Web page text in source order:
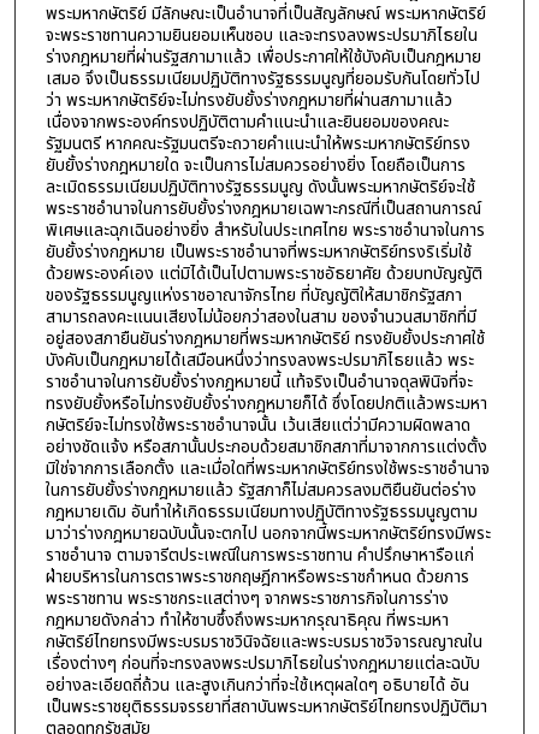
พระมหากษัตริย์ มีลักษณะเป็นอำนาจที่เป็นสัญลักษณ์ พระมหากษัตริย์
จะพระราชทานความยินยอมเห็นชอบ และจะทรงลงพระปรมาภิไธยใน
ร่างกฎหมายที่ผ่านรัฐสภามาแล้ว เพื่อประกาศให้ใช้บังคับเป็นกฎหมาย
เสมอ จึงเป็นธรรมเนียมปฏิบัติทางรัฐธรรมนูญที่ยอมรับกันโดยทั่วไป
ว่า พระมหากษัตริย์จะไม่ทรงยับยั้งร่างกฎหมายที่ผ่านสภามาแล้ว
เนื่องจากพระองค์ทรงปฏิบัติตามคำแนะนำและยินยอมของคณะ
รัฐมนตรี หากคณะรัฐมนตรีจะถวายคำแนะนำให้พระมหากษัตริย์ทรง
ยับยั้งร่างกฎหมายใด จะเป็นการไม่สมควรอย่างยิ่ง โดยถือเป็นการ
ละเมิดธรรมเนียมปฏิบัติทางรัฐธรรมนูญ ดังนั้นพระมหากษัตริย์จะใช้
พระราชอำนาจในการยับยั้งร่างกฎหมายเฉพาะกรณีที่เป็นสถานการณ์
พิเศษและฉุกเฉินอย่างยิ่ง สำหรับในประเทศไทย พระราชอำนาจในการ
ยับยั้งร่างกฎหมาย เป็นพระราชอำนาจที่พระมหากษัตริย์ทรงริเริ่มใช้
ด้วยพระองค์เอง แต่มิได้เป็นไปตามพระราชอัธยาศัย ด้วยบทบัญญัติ
ของรัฐธรรมนูญแห่งราชอาณาจักรไทย ที่บัญญัติให้สมาชิกรัฐสภา
สามารถลงคะแนนเสียงไม่น้อยกว่าสองในสาม ของจำนวนสมาชิกที่มี
อยู่สองสภายืนยันร่างกฎหมายที่พระมหากษัตริย์ ทรงยับยั้งประกาศใช้
บังคับเป็นกฎหมายได้เสมือนหนึ่งว่าทรงลงพระปรมาภิไธยแล้ว พระ
ราชอำนาจในการยับยั้งร่างกฎหมายนี้ แท้จริงเป็นอำนาจดุลพินิจที่จะ
ทรงยับยั้งหรือไม่ทรงยับยั้งร่างกฎหมายก็ได้ ซึ่งโดยปกติแล้วพระมหา
กษัตริย์จะไม่ทรงใช้พระราชอำนาจนั้น เว้นเสียแต่ว่ามีความผิดพลาด
อย่างชัดแจ้ง หรือสภานั้นประกอบด้วยสมาชิกสภาที่มาจากการแต่งตั้ง
มิใช่จากการเลือกตั้ง และเมื่อใดที่พระมหากษัตริย์ทรงใช้พระราชอำนาจ
ในการยับยั้งร่างกฎหมายแล้ว รัฐสภาก็ไม่สมควรลงมติยืนยันต่อร่าง
กฎหมายเดิม อันทำให้เกิดธรรมเนียมทางปฏิบัติทางรัฐธรรมนูญตาม
มาว่าร่างกฎหมายฉบับนั้นจะตกไป นอกจากนี้พระมหากษัตริย์ทรงมีพระ
ราชอำนาจ ตามจารีตประเพณีในการพระราชทาน คำปรึกษาหารือแก่
ฝ่ายบริหารในการตราพระราชกฤษฎีกาหรือพระราชกำหนด ด้วยการ
พระราชทาน พระราชกระแสต่างๆ จากพระราชภารกิจในการร่าง
กฎหมายดังกล่าว ทำให้ซาบซึ้งถึงพระมหากรุณาธิคุณ ที่พระมหา
กษัตริย์ไทยทรงมีพระบรมราชวินิจฉัยและพระบรมราชวิจารณญาณใน
เรื่องต่างๆ ก่อนที่จะทรงลงพระปรมาภิไธยในร่างกฎหมายแต่ละฉบับ
อย่างละเอียดถี่ถ้วน และสูงเกินกว่าที่จะใช้เหตุผลใดๆ อธิบายได้ อัน
เป็นพระราชยุติธรรมจรรยาที่สถาบันพระมหากษัตริย์ไทยทรงปฏิบัติมา
ตลอดทุกรัชสมัย